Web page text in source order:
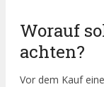
Worauf
achten?
Vor dem Kauf